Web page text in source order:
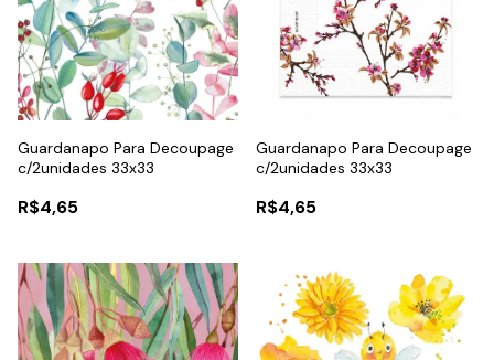
Guardanapo Para Decoupage
c/2unidades 33x33
R$4,65
Guardanapo Para Decoupage
c/2unidades 33x33
R$4,65